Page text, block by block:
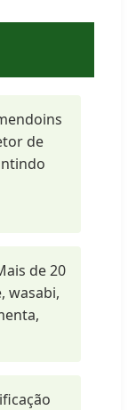
de
de 20
wasabi,